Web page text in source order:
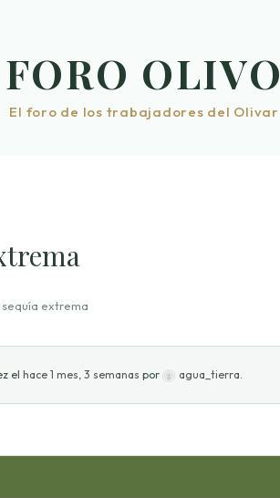
FORO OLIVO
El foro de los trabajadores del Olivar
extrema
el hace 1 mes, 3 semanas por agua_tierra